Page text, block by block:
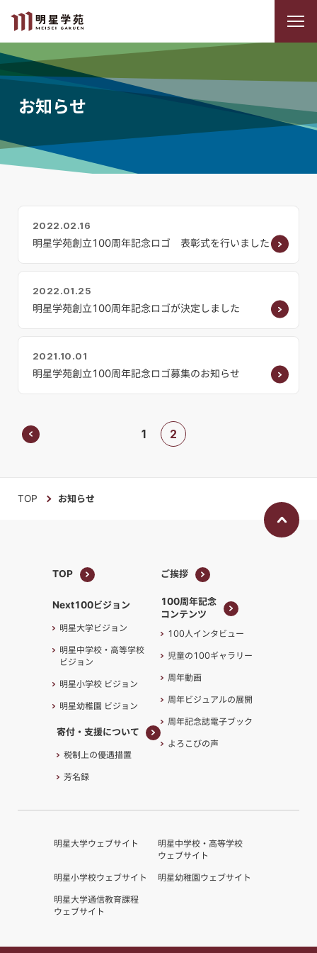
お知らせ
2022.02.16
明星学苑創立100周年記念ロゴ 表彰式を行いました
2022.01.25
明星学苑創立100周年記念ロゴが決定しました
2021.10.01
明星学苑創立100周年記念ロゴ募集のお知らせ
1 2
TOP お知らせ
TOP
ご挨拶
100周年記念
コンテンツ
コンテンツ
100人インタビュー
児童の100ギャラリー
周年動画
周年ビジュアルの展開
周年記念誌電子ブック
よろこびの声
Next100ビジョン
明星大学ビジョン
明星中学校・高等学校
ビジョン
明星小学校 ビジョン
明星幼稚園 ビジョン
寄付・支援について
税制上の優遇措置
芳名録
明星大学ウェブサイト
明星中学校・高等学校
ウェブサイト
明星小学校ウェブサイト 明星幼稚園ウェブサイト
明星大学通信教育課程
ウェブサイト